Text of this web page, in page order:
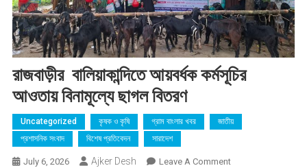
রাজবাড়ীর বালিয়াকান্দিতে আয়বর্ধক কর্মসূচির
আওতায় বিনামূল্যে ছাগল বিতরণ
Uncategorized কৃষক ও কৃষি গ্রাম বাংলার খবর
জাতীয়
প্রশাসনিক সংবাদ
বিশেষ প্রতিবেদন সারাদেশ
July 6, 2026 Ajker Desh Leave A CommentOn